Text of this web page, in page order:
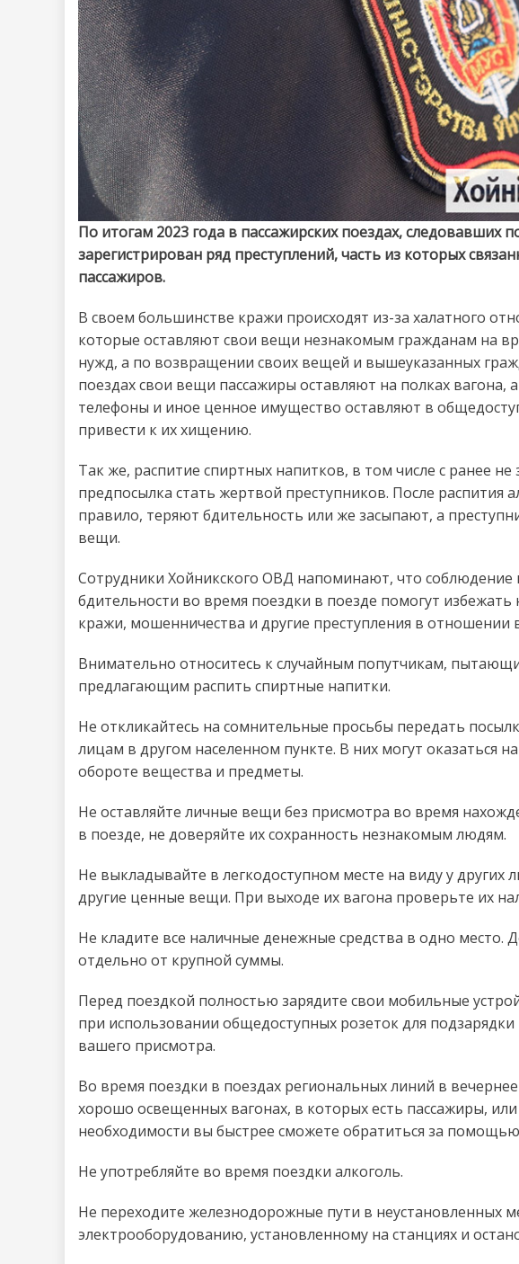
По итогам 2023 года в пассажирских поездах, следовавших
зарегистрирован ряд преступлений, часть из которых
пассажиров.
В своем большинстве кражи происходят из-за халатного
которые оставляют свои вещи незнакомым гражданам на
нужд, а по возвращении своих вещей и вышеуказанных
поездах свои вещи пассажиры оставляют на полках вагона,
телефоны и иное ценное имущество оставляют в
привести к их хищению.
Так же, распитие спиртных напитков, в том числе с ранее
предпосылка стать жертвой преступников. После распития
правило, теряют бдительность или же засыпают, а
вещи.
Сотрудники Хойникского ОВД напоминают, что соблюдение
бдительности во время поездки в поезде помогут
кражи, мошенничества и другие преступления в отношении
Внимательно относитесь к случайным попутчикам,
предлагающим распить спиртные напитки.
Не откликайтесь на сомнительные просьбы передать
лицам в другом населенном пункте. В них могут оказаться
обороте вещества и предметы.
Не оставляйте личные вещи без присмотра во время
в поезде, не доверяйте их сохранность незнакомым людям.
Не выкладывайте в легкодоступном месте на виду у
другие ценные вещи. При выходе их вагона проверьте их
Не кладите все наличные денежные средства в одно место.
отдельно от крупной суммы.
Перед поездкой полностью зарядите свои мобильные
при использовании общедоступных розеток для подзарядки
вашего присмотра.
Во время поездки в поездах региональных линий в
хорошо освещенных вагонах, в которых есть пассажиры,
необходимости вы быстрее сможете обратиться за
Не употребляйте во время поездки алкоголь.
Не переходите железнодорожные пути в неустановленных
электрооборудованию, установленному на станциях и